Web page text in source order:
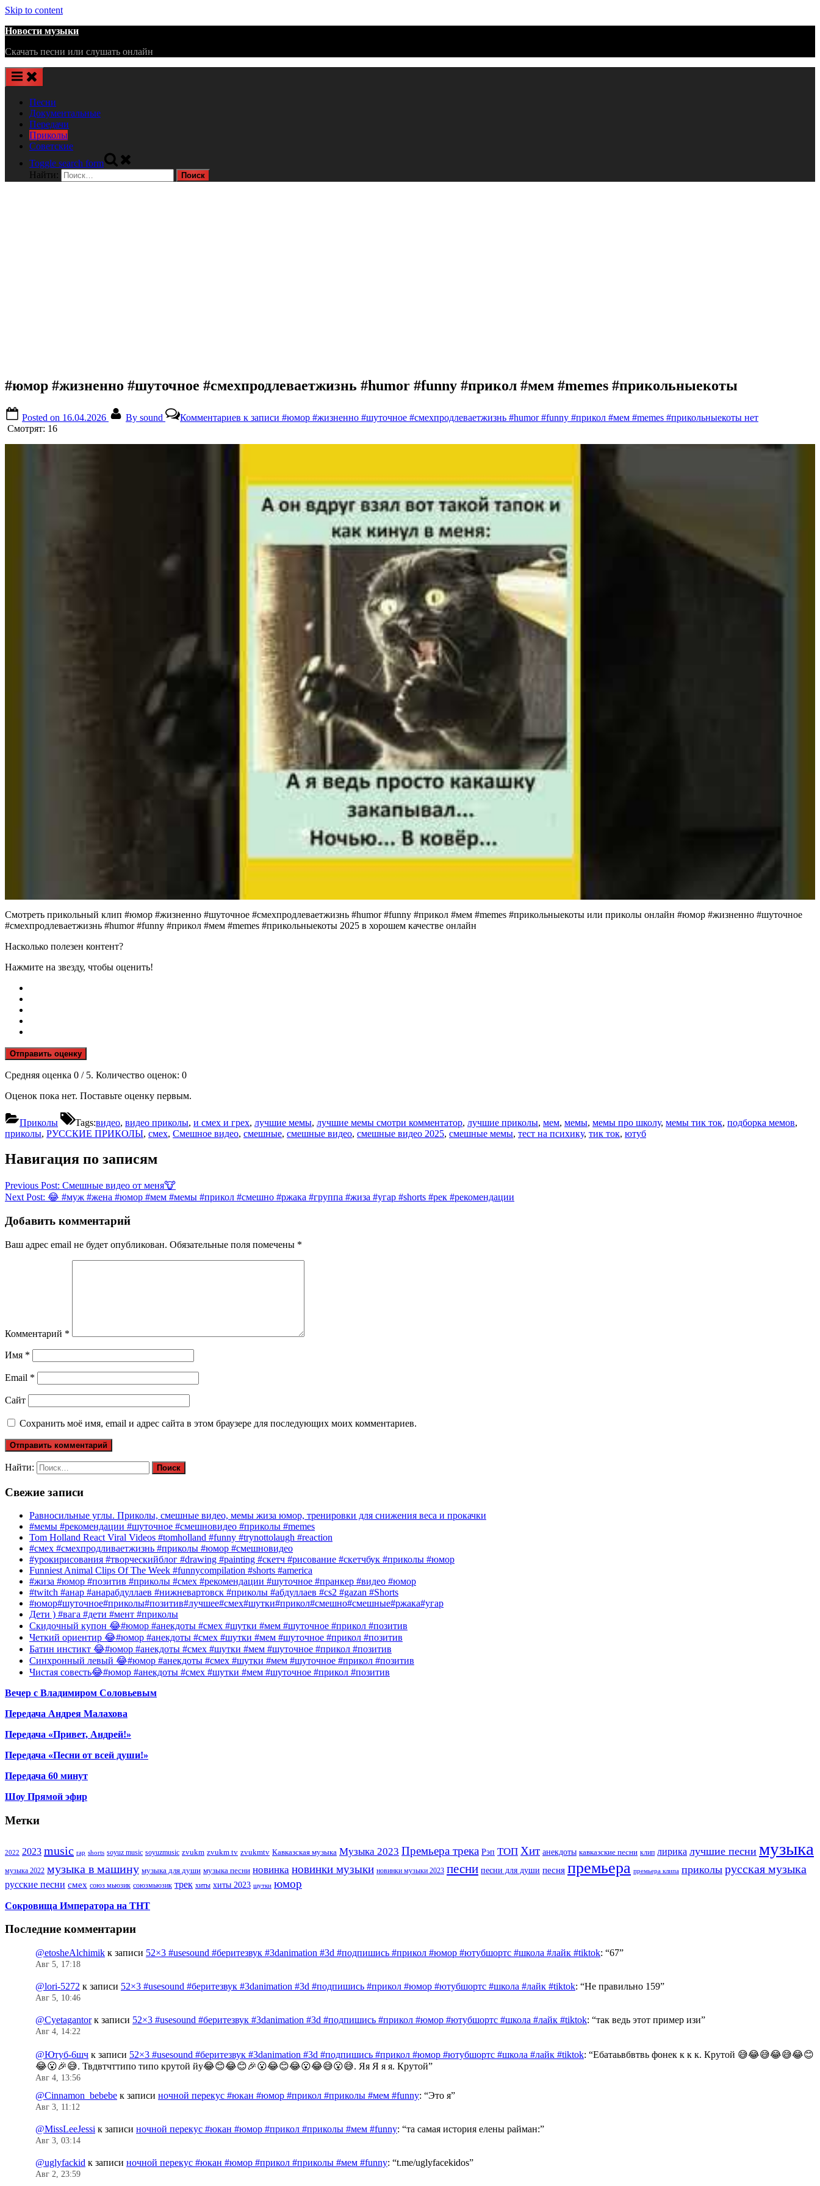
Skip to content
Новости музыки
Скачать песни или слушать онлайн
Песни
Документальные
Передачи
Приколы
Советские
Toggle search form
Найти:
#юмор #жизненно #шуточное #смехпродлеваетжизнь #humor #funny #прикол #мем #memes #прикольныекоты
Posted on 16.04.2026 By sound Комментариев к записи #юмор #жизненно #шуточное #смехпродлеваетжизнь #humor #funny #прикол #мем #memes #прикольныекоты нет
Смотрят: 16
Смотреть прикольный клип #юмор #жизненно #шуточное #смехпродлеваетжизнь #humor #funny #прикол #мем #memes #прикольныекоты или приколы онлайн #юмор #жизненно #шуточное
#смехпродлеваетжизнь #humor #funny #прикол #мем #memes #прикольныекоты 2025 в хорошем качестве онлайн
Насколько полезен контент?
Нажмите на звезду, чтобы оценить!
Отправить оценку
Средняя оценка 0 / 5. Количество оценок: 0
Оценок пока нет. Поставьте оценку первым.
Приколы Tags:видео, видео приколы, и смех и грех, лучшие мемы, лучшие мемы смотри комментатор, лучшие приколы, мем, мемы, мемы про школу, мемы тик ток, подборка мемов,
приколы, РУССКИЕ ПРИКОЛЫ, смех, Смешное видео, смешные, смешные видео, смешные видео 2025, смешные мемы, тест на психику, тик ток, ютуб
Навигация по записям
Previous Post: Смешные видео от меня🐮
Next Post: 😂 #муж #жена #юмор #мем #мемы #прикол #смешно #ржака #группа #жиза #угар #shorts #рек #рекомендации
Добавить комментарий
Ваш адрес email не будет опубликован. Обязательные поля помечены *
Комментарий *
Имя *
Email *
Сайт
Сохранить моё имя, email и адрес сайта в этом браузере для последующих моих комментариев.
Найти:
Свежие записи
Равносильные углы. Приколы, смешные видео, мемы жиза юмор, тренировки для снижения веса и прокачки
#мемы #рекомендации #шуточное #смешновидео #приколы #memes
Tom Holland React Viral Videos #tomholland #funny #trynottolaugh #reaction
#смех #смехпродливаетжизнь #приколы #юмор #смешновидео
#урокирисования #творческийблог #drawing #painting #скетч #рисование #скетчбук #приколы #юмор
Funniest Animal Clips Of The Week #funnycompilation #shorts #america
#жиза #юмор #позитив #приколы #смех #рекомендации #шуточное #пранкер #видео #юмор
#twitch #анар #анарабдуллаев #нижневартовск #приколы #абдуллаев #cs2 #gazan #Shorts
#юмор#шуточное#приколы#позитив#лучшее#смех#шутки#прикол#смешно#смешные#ржака#угар
Дети ) #вага #дети #мент #приколы
Скидочный купон 😂#юмор #анекдоты #смех #шутки #мем #шуточное #прикол #позитив
Четкий ориентир 😂#юмор #анекдоты #смех #шутки #мем #шуточное #прикол #позитив
Батин инстикт 😂#юмор #анекдоты #смех #шутки #мем #шуточное #прикол #позитив
Синхронный левый 😂#юмор #анекдоты #смех #шутки #мем #шуточное #прикол #позитив
Чистая совесть😂#юмор #анекдоты #смех #шутки #мем #шуточное #прикол #позитив
Вечер с Владимиром Соловьевым
Передача Андрея Малахова
Передача «Привет, Андрей!»
Передача «Песни от всей души!»
Передача 60 минут
Шоу Прямой эфир
Метки
2022 2023 music rap shorts soyuz music soyuzmusic zvukm zvukm tv zvukmtv Кавказская музыка Музыка 2023 Премьера трека Рэп ТОП Хит анекдоты кавказские песни клип лирика лучшие песни музыка
музыка 2022 музыка в машину музыка для души музыка песни новинка новинки музыки новинки музыки 2023 песни песни для души песня премьера премьера клипа приколы русская музыка
русские песни смех союз мьюзик союзмьюзик трек хиты хиты 2023 шутки юмор
Сокровища Императора на ТНТ
Последние комментарии
@etosheAlchimik к записи 52×3 #usesound #беритезвук #3danimation #3d #подпишись #прикол #юмор #ютубшортс #школа #лайк #tiktok: “67”
Авг 5, 17:18
@lori-5272 к записи 52×3 #usesound #беритезвук #3danimation #3d #подпишись #прикол #юмор #ютубшортс #школа #лайк #tiktok: “Не правильно 159”
Авг 5, 10:46
@Cyetagantorк записи 52×3 #usesound #беритезвук #3danimation #3d #подпишись #прикол #юмор #ютубшортс #школа #лайк #tiktok: “так ведь этот пример изи”
Авг 4, 14:22
@Ютуб-6шч к записи 52×3 #usesound #беритезвук #3danimation #3d #подпишись #прикол #юмор #ютубшортс #школа #лайк #tiktok: “Ебатаьвбвтвь фонек к к к. Крутой 😅😂😅😂😅😂😊
😂😮🎉😅. Твдвтчттипо типо крутой йу😂😊😂😊🎉😮😂😊😂😮😂😅😮😅. Яя Я я я. Крутой”
Авг 4, 13:56
@Cinnamon_bebebe к записи ночной перекус #юкан #юмор #прикол #приколы #мем #funny: “Это я”
Авг 3, 11:12
@MissLeeJessi к записи ночной перекус #юкан #юмор #прикол #приколы #мем #funny: “та самая история елены райман:”
Авг 3, 03:14
@uglyfackid к записи ночной перекус #юкан #юмор #прикол #приколы #мем #funny: “t.me/uglyfacekidos”
Авг 2, 23:59